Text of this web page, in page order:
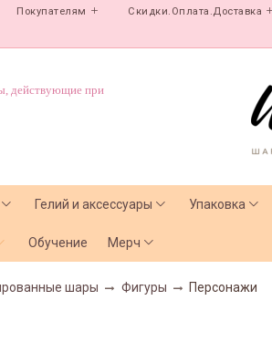
Покупателям Скидки.Оплата.Доставка
действующие при
Гелий и аксессуары Упаковка
Обучение Мерч
шары Фигуры Персонажи